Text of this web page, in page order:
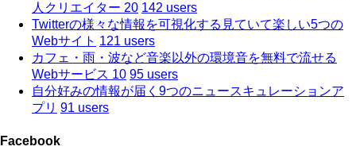
人クリエイター 20 142 users
Twitterの様々な情報を可視化する見ていて楽しい5つの
Webサイト 121 users
カフェ・雨・波など音楽以外の環境音を無料で流せる
Webサービス 10 95 users
自分好みの情報が届く9つのニュースキュレーションア
プリ 91 users
Facebook